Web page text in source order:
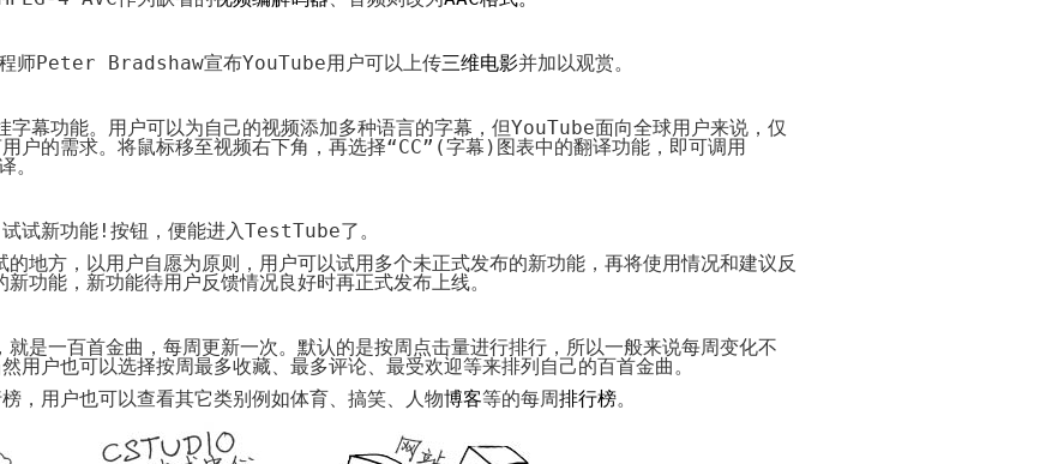
哪
人
不
店
的
生
么
是
不
允
许
邮
险
代
购
抛
重
运
运
条
式
全
外
淘
宝
代
购
淘
宝
服
务
商
务
广
解
决
问
题
难
点
如
何
才
划
店
在
进
货
店
哪
便
宜？
的
优
省
邮
网
店
卖
什
么
网
作
流
程
热
门
的
背
景
白
板
紫
色
模
色
模
警
句
句
智
慧
理
名
句
有
关
坚
强
师Peter Bradshaw宣布YouTube用户可以上传三维电影并加以观赏。
字幕功能。用户可以为自己的视频添加多种语言的字幕，但YouTube面向全球用户来说，仅
户的需求。将鼠标移至视频右下角，再选择“CC”(字幕 ) 图表中的翻译功能，即可调用
。
试试新功能 ! 按钮，便能进入TestTube了。
的地方，以用户自愿为原则，用户可以试用多个未正式发布的新功能，再将使用情况和建议反
新功能，新功能待用户反馈情况良好时再正式发布上线。
就是一百首金曲，每周更新一次。默认的是按周点击量进行排行，所以一般来说每周变化不
用户也可以选择按周最多收藏、最多评论、最受欢迎等来排列自己的百首金曲。
，用户也可以查看其它类别例如体育、搞笑、人物博客等的每周排行榜。